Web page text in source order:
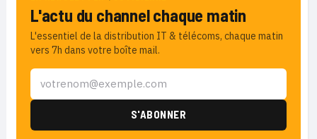
L'actu du channel chaque matin
L'essentiel de la distribution IT & télécoms, chaque matin
vers 7h dans votre boîte mail.